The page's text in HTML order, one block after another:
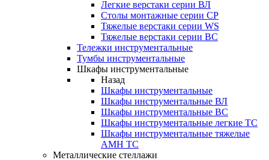
Легкие верстаки серии ВЛ
Столы монтажные серии СР
Тяжелые верстаки серии WS
Тяжелые верстаки серии ВС
Тележки инструментальные
Тумбы инструментальные
Шкафы инструментальные
Назад
Шкафы инструментальные
Шкафы инструментальные ВЛ
Шкафы инструментальные ВС
Шкафы инструментальные легкие ТС
Шкафы инструментальные тяжелые
AMH TC
Металлические стеллажи